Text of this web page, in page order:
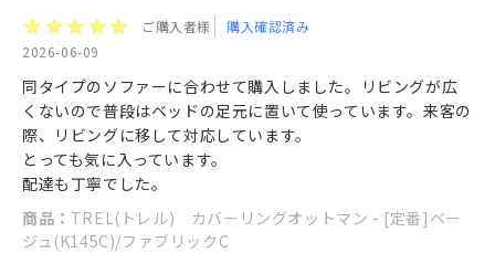
ご購入者様
購入確認済み
2026-06-09
同タイプのソファーに合わせて購入しました。リビングが広
くないので普段はベッドの足元に置いて使っています。来客の
際、リビングに移して対応しています。
とっても気に入っています。
配達も丁寧でした。
商品： TREL(トレル) カバーリングオットマン - [定番]ベー
ジュ(K145C)/ファブリックC